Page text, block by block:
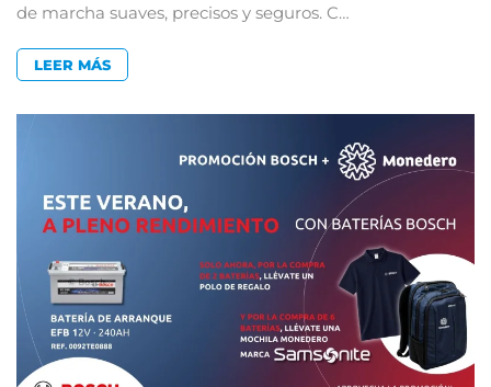
de marcha suaves, precisos y seguros. C…
LEER MÁS